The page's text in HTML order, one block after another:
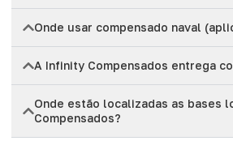
Onde usar compensado naval
A Infinity Compensados entrega
Onde estão localizadas as bases
Compensados?